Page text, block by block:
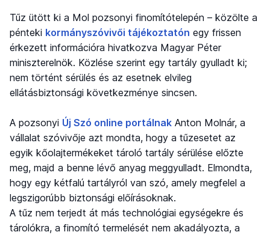
Tűz ütött ki a Mol pozsonyi finomítótelepén – közölte a
pénteki kormányszóvivői tájékoztatón egy frissen
érkezett információra hivatkozva Magyar Péter
miniszterelnök. Közlése szerint egy tartály gyulladt ki;
nem történt sérülés és az esetnek elvileg
ellátásbiztonsági következménye sincsen.
A pozsonyi Új Szó online portálnak Anton Molnár, a
vállalat szóvivője azt mondta, hogy a tűzesetet az
egyik kőolajtermékeket tároló tartály sérülése előzte
meg, majd a benne lévő anyag meggyulladt. Elmondta,
hogy egy kétfalú tartályról van szó, amely megfelel a
legszigorúbb biztonsági előírásoknak.
A tűz nem terjedt át más technológiai egységekre és
tárolókra, a finomító termelését nem akadályozta, a